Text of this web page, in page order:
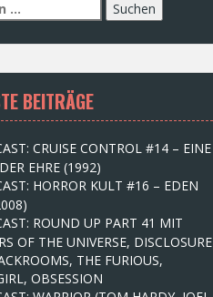
BEITRÄGE
CRUISE CONTROL #14 – EINE
EHRE (1992)
HORROR KULT #16 – EDEN
ROUND UP PART 41 MIT
OF THE UNIVERSE, DISCLOSURE
THE FURIOUS,
OBSESSION